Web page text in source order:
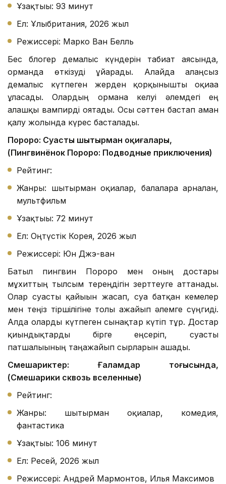
Ұзақтығы: 93 минут
Ел: Ұлыбритания, 2026 жыл
Режиссері: Марко Ван Белль
Бес блогер демалыс күндерін табиғат аясында,
орманда өткізуді ұйғарады. Алайда алаңсыз
демалыс күтпеген жерден қорқынышты оқиғаға
ұласады. Олардың орманға келуі әлемдегі ең
алғашқы вампирді оятады. Осы сәттен бастап аман
қалу жолында күрес басталады.
Пороро: Суасты шытырман оқиғалары,
(Пингвинёнок Пороро: Подводные приключения)
Рейтинг:
Жанры: шытырман оқиғалар, балаларға арналған,
мультфильм
Ұзақтығы: 72 минут
Ел: Оңтүстік Корея, 2026 жыл
Режиссері: Юн Джэ-ван
Батыл пингвин Пороро мен оның достары
мұхиттың тылсым тереңдігін зерттеуге аттанады.
Олар суасты қайығын жасап, суға батқан кемелер
мен теңіз тіршілігіне толы ғажайып әлемге сүңгиді.
Алда оларды күтпеген сынақтар күтіп тұр. Достар
қиындықтарды бірге еңсеріп, суасты
патшалығының таңғажайып сырларын ашады.
Смешариктер: Ғаламдар тоғысында,
(Смешарики сквозь вселенные)
Рейтинг:
Жанры: шытырман оқиғалар, комедия,
фантастика
Ұзақтығы: 106 минут
Ел: Ресей, 2026 жыл
Режиссері: Андрей Мармонтов, Илья Максимов